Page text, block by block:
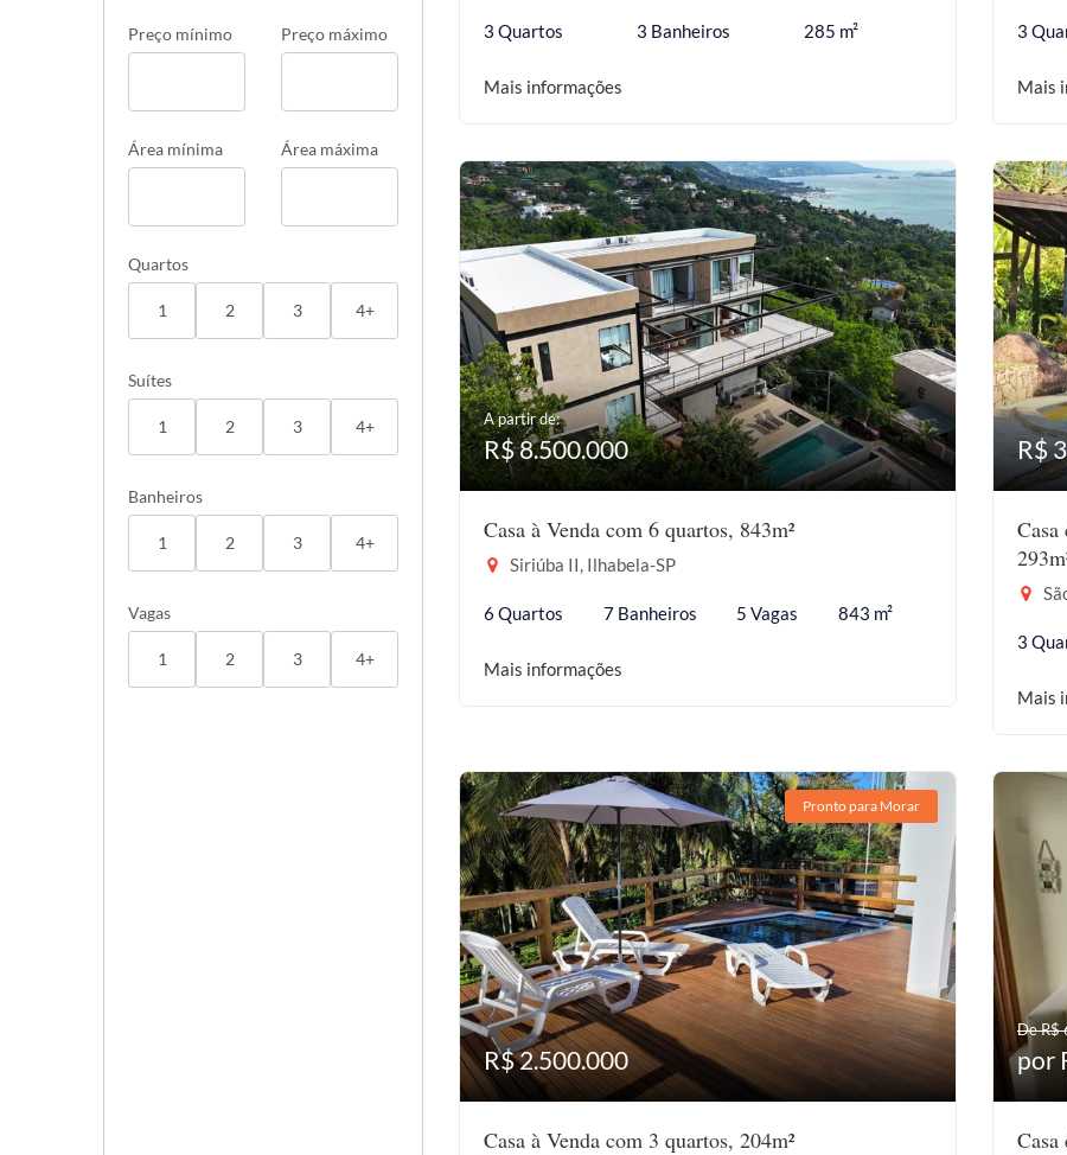
Preço mínimo Preço máximo
Área mínima Área máxima
Quartos
1 2 3 4+
Suítes
1 2 3 4+
Banheiros
1 2 3 4+
Vagas
1 2 3 4+
3 Quartos 3 Banheiros 285 m²
Mais informações
3
Mais
A partir de:
R$ 8.500.000
Casa à Venda com 6 quartos, 843m²
Siriúba II, Ilhabela-SP
6 Quartos 7 Banheiros 5 Vagas 843 m²
Mais informações
R$
3
Mais
Pronto para Morar
R$ 2.500.000
Casa à Venda com 3 quartos, 204m²
De R$
por